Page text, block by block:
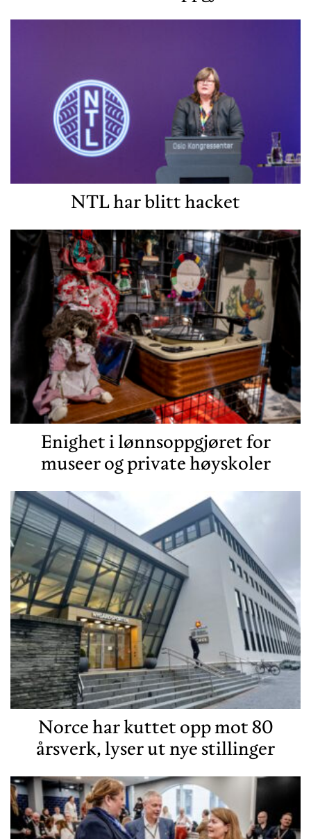
NTL har blitt hacket
Enighet i lønnsoppgjøret for
museer og private høyskoler
Norce har kuttet opp mot 80
årsverk, lyser ut nye stillinger